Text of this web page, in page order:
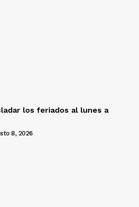
los feriados al lunes a
8, 2026